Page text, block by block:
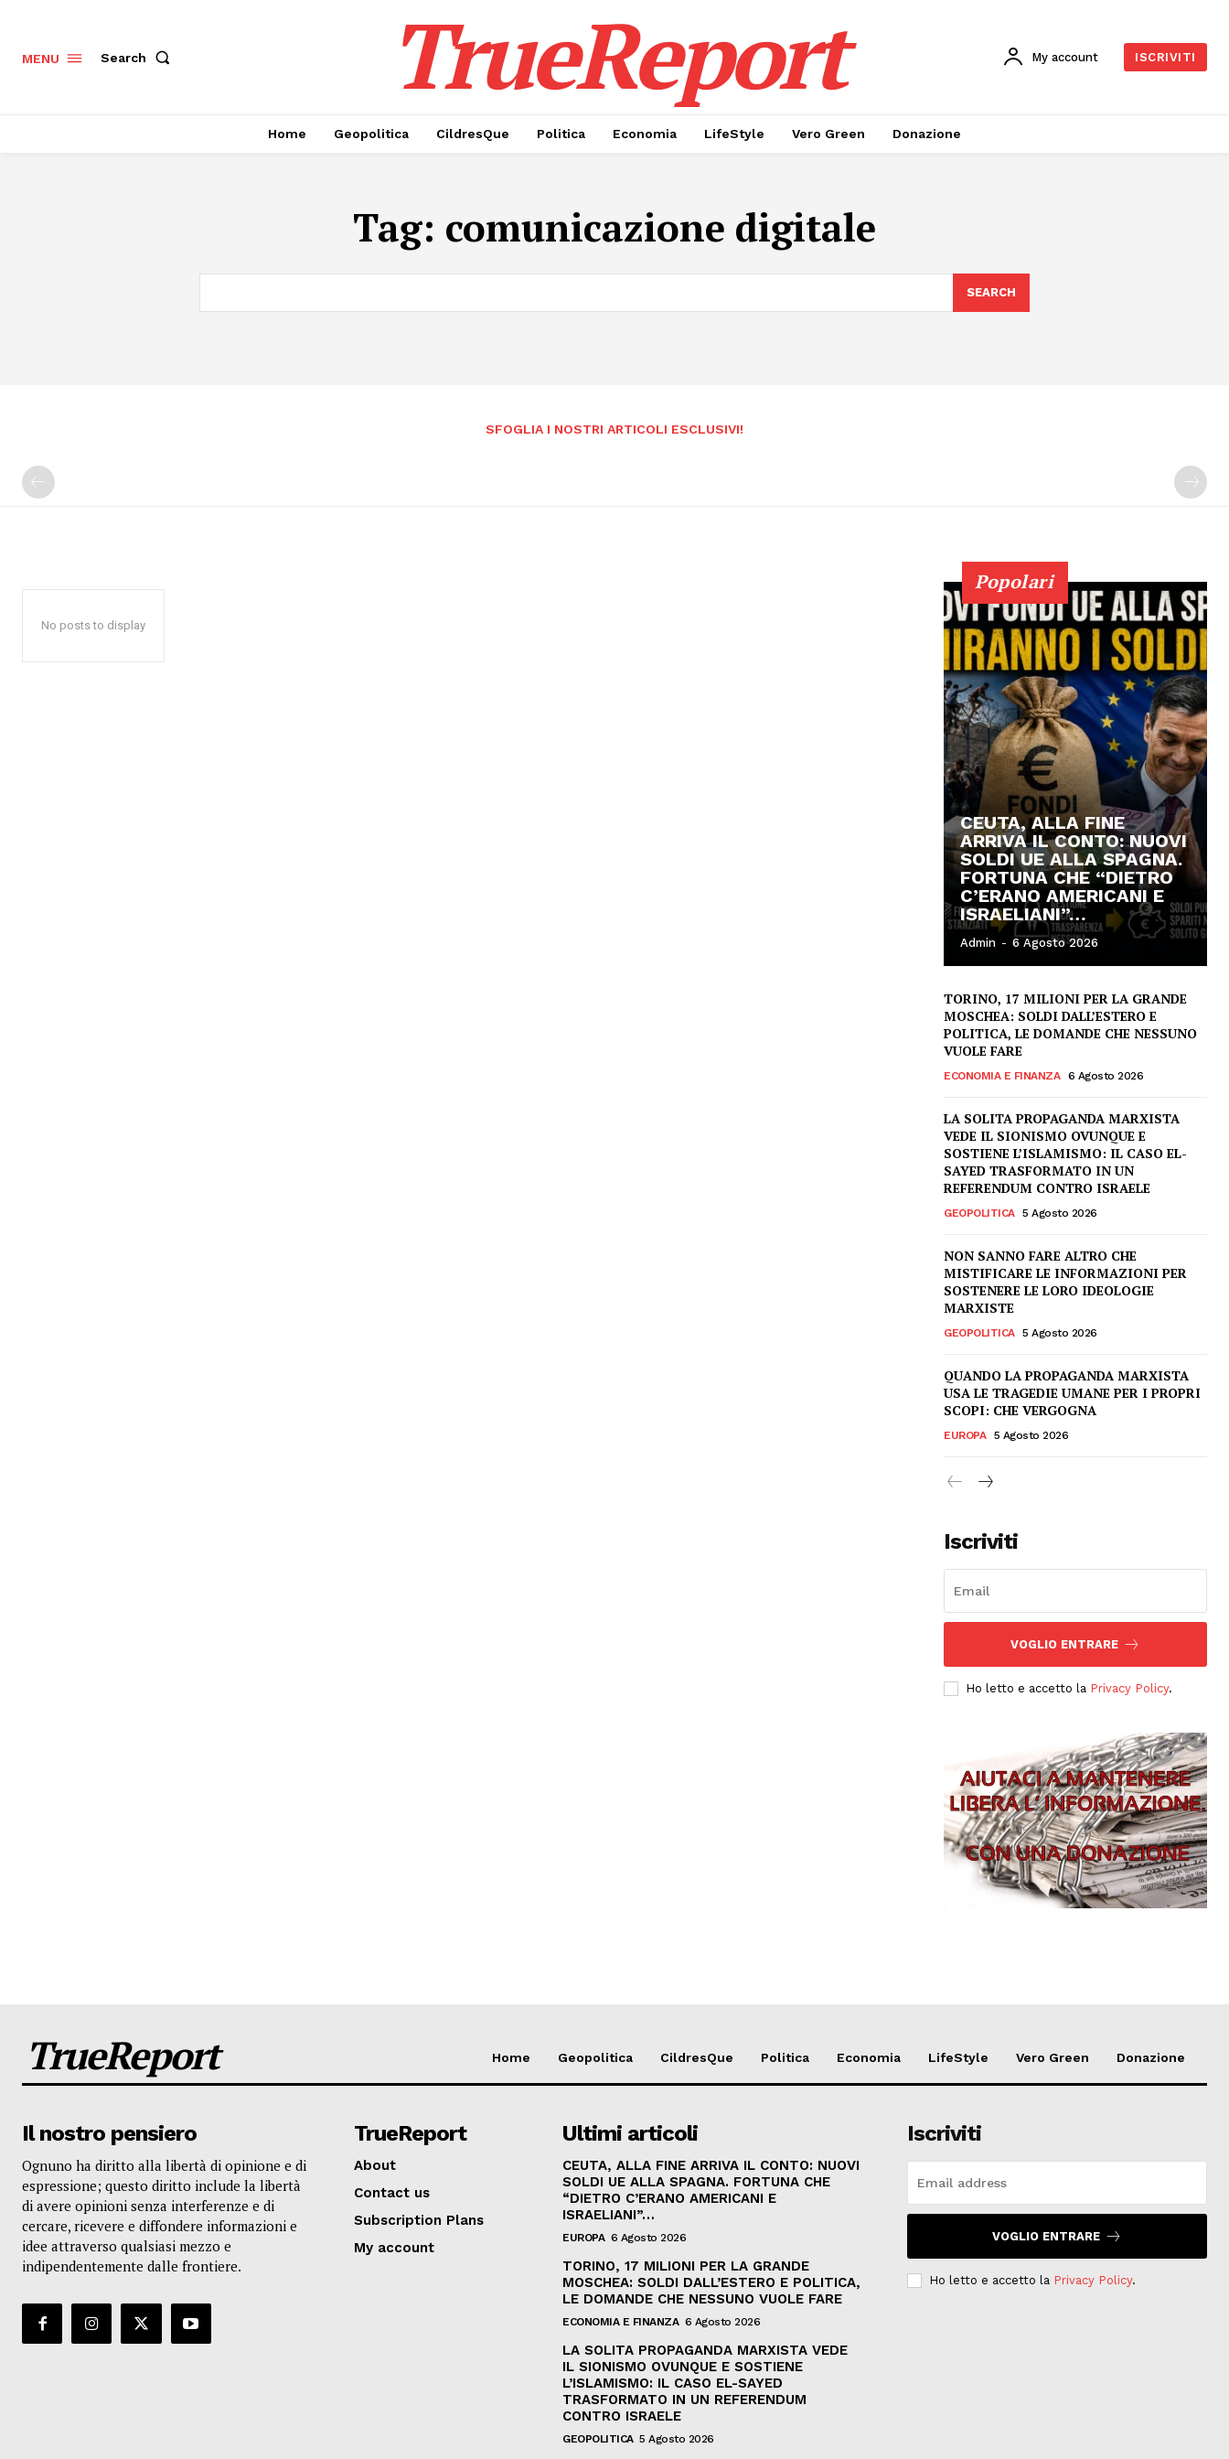
MENU Search TrueReport My account ISCRIVITI
Home Geopolitica CildresQue Politica Economia LifeStyle Vero Green Donazione
Tag: comunicazione digitale
SEARCH
SFOGLIA I NOSTRI ARTICOLI ESCLUSIVI!
No posts to display
Popolari
CEUTA, ALLA FINE
ARRIVA IL CONTO: NUOVI
SOLDI UE ALLA SPAGNA.
FORTUNA CHE “DIETRO
C’ERANO AMERICANI E
ISRAELIANI”…
Admin - 6 Agosto 2026
TORINO, 17 MILIONI PER LA GRANDE
MOSCHEA: SOLDI DALL’ESTERO E
POLITICA, LE DOMANDE CHE NESSUNO
VUOLE FARE
ECONOMIA E FINANZA 6 Agosto 2026
LA SOLITA PROPAGANDA MARXISTA
VEDE IL SIONISMO OVUNQUE E
SOSTIENE L’ISLAMISMO: IL CASO EL-
SAYED TRASFORMATO IN UN
REFERENDUM CONTRO ISRAELE
GEOPOLITICA 5 Agosto 2026
NON SANNO FARE ALTRO CHE
MISTIFICARE LE INFORMAZIONI PER
SOSTENERE LE LORO IDEOLOGIE
MARXISTE
GEOPOLITICA 5 Agosto 2026
QUANDO LA PROPAGANDA MARXISTA
USA LE TRAGEDIE UMANE PER I PROPRI
SCOPI: CHE VERGOGNA
EUROPA 5 Agosto 2026
Iscriviti
VOGLIO ENTRARE
Ho letto e accetto la Privacy Policy.
TrueReport Home Geopolitica CildresQue Politica Economia LifeStyle Vero Green Donazione
Il nostro pensiero
Ognuno ha diritto alla libertà di opinione e di
espressione; questo diritto include la libertà
di avere opinioni senza interferenze e di
cercare, ricevere e diffondere informazioni e
idee attraverso qualsiasi mezzo e
indipendentemente dalle frontiere.
TrueReport
About
Contact us
Subscription Plans
My account
Ultimi articoli
CEUTA, ALLA FINE ARRIVA IL CONTO: NUOVI
SOLDI UE ALLA SPAGNA. FORTUNA CHE
“DIETRO C’ERANO AMERICANI E
ISRAELIANI”…
EUROPA 6 Agosto 2026
TORINO, 17 MILIONI PER LA GRANDE
MOSCHEA: SOLDI DALL’ESTERO E POLITICA,
LE DOMANDE CHE NESSUNO VUOLE FARE
ECONOMIA E FINANZA 6 Agosto 2026
LA SOLITA PROPAGANDA MARXISTA VEDE
IL SIONISMO OVUNQUE E SOSTIENE
L’ISLAMISMO: IL CASO EL-SAYED
TRASFORMATO IN UN REFERENDUM
CONTRO ISRAELE
GEOPOLITICA 5 Agosto 2026
Iscriviti
VOGLIO ENTRARE
Ho letto e accetto la Privacy Policy.